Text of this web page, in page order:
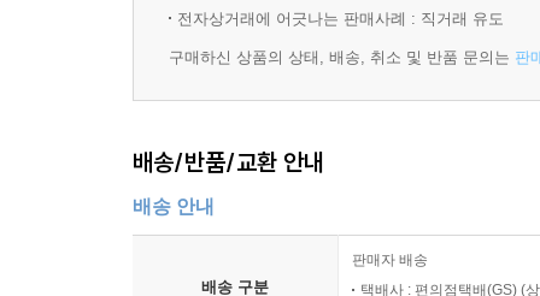
전자상거래에 어긋나는 판매사례 : 직거래 유도
구매하신 상품의 상태, 배송, 취소 및 반품 문의는 판
배송/반품/교환 안내
배송 안내
배송 구분
판매자 배송
택배사 : 편의점택배(GS) (